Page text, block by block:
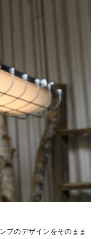
プのデザインをそのまま